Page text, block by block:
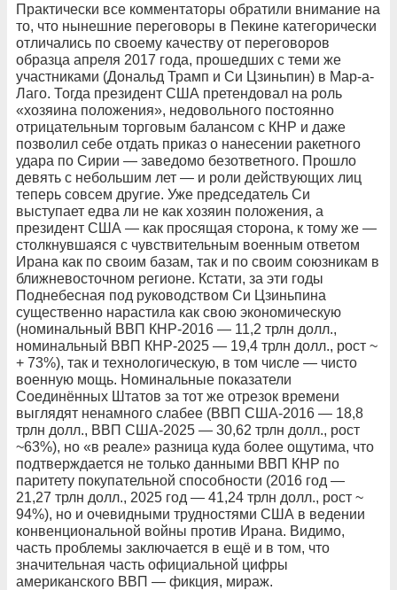
Практически все комментаторы обратили внимание на
то, что нынешние переговоры в Пекине категорически
отличались по своему качеству от переговоров
образца апреля 2017 года, прошедших с теми же
участниками (Дональд Трамп и Си Цзиньпин) в Мар-а-
Лаго. Тогда президент США претендовал на роль
«хозяина положения», недовольного постоянно
отрицательным торговым балансом с КНР и даже
позволил себе отдать приказ о нанесении ракетного
удара по Сирии — заведомо безответного. Прошло
девять с небольшим лет — и роли действующих лиц
теперь совсем другие. Уже председатель Си
выступает едва ли не как хозяин положения, а
президент США — как просящая сторона, к тому же —
столкнувшаяся с чувствительным военным ответом
Ирана как по своим базам, так и по своим союзникам в
ближневосточном регионе. Кстати, за эти годы
Поднебесная под руководством Си Цзиньпина
существенно нарастила как свою экономическую
(номинальный ВВП КНР-2016 — 11,2 трлн долл.,
номинальный ВВП КНР-2025 — 19,4 трлн долл., рост ~
+ 73%), так и технологическую, в том числе — чисто
военную мощь. Номинальные показатели
Соединённых Штатов за тот же отрезок времени
выглядят ненамного слабее (ВВП США-2016 — 18,8
трлн долл., ВВП США-2025 — 30,62 трлн долл., рост
~63%), но «в реале» разница куда более ощутима, что
подтверждается не только данными ВВП КНР по
паритету покупательной способности (2016 год —
21,27 трлн долл., 2025 год — 41,24 трлн долл., рост ~
94%), но и очевидными трудностями США в ведении
конвенциональной войны против Ирана. Видимо,
часть проблемы заключается в ещё и в том, что
значительная часть официальной цифры
американского ВВП — фикция, мираж.